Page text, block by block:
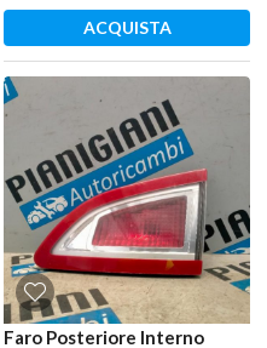
ACQUISTA
Faro Posteriore Interno